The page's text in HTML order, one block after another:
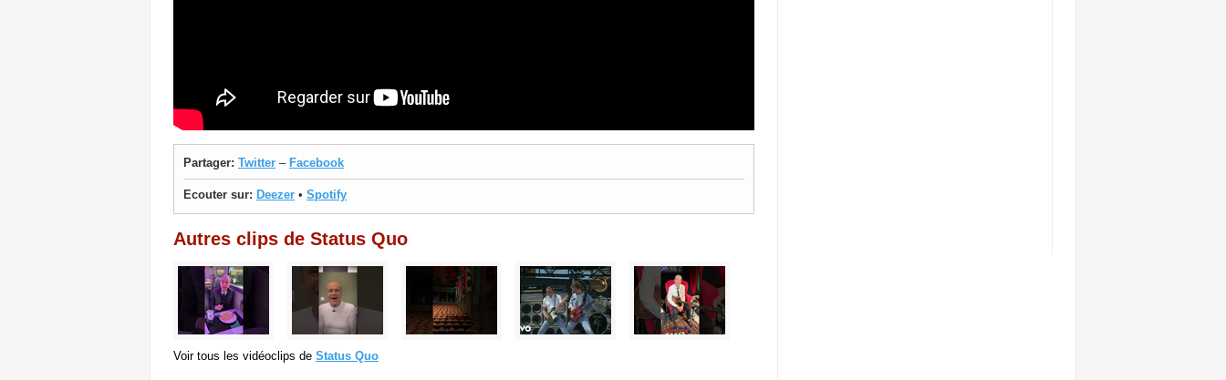
Partager: Twitter – Facebook
Ecouter sur: Deezer • Spotify
Autres clips de Status Quo
Voir tous les vidéoclips de Status Quo